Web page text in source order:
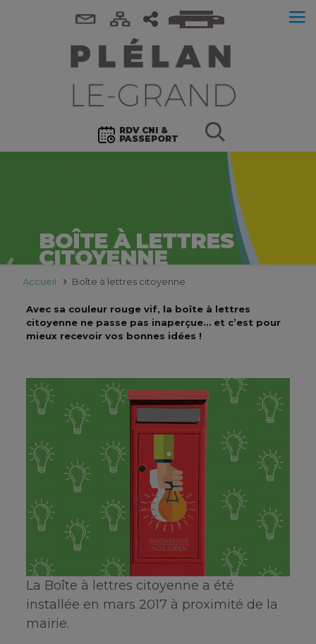
RDV CNI &
PASSEPORT
BOÎTE À LETTRES
CITOYENNE
Accueil Boîte à lettres citoyenne
Avec sa couleur rouge vif, la boîte à lettres
citoyenne ne passe pas inaperçue… et c’est pour
mieux recevoir vos bonnes idées !
La Boîte à lettres citoyenne a été
installée en mars 2017 à proximité de la
mairie.